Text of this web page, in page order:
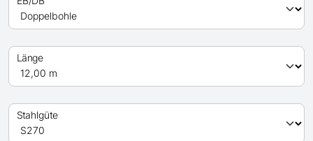
Länge
Stahlgüte